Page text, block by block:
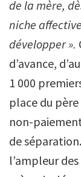
de la mère,
niche
développer ».
d’avance,
1 000
place du
non-
de
l’ampleur